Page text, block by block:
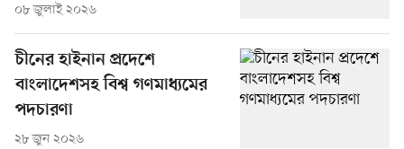
০৮ জুলাই ২০২৬
চীনের হাইনান প্রদেশে
বাংলাদেশসহ বিশ্ব গণমাধ্যমের
পদচারণা
২৮ জুন ২০২৬